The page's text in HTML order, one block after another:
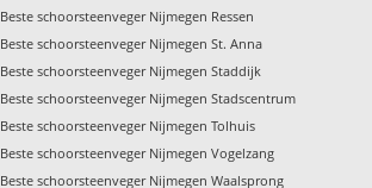
Beste schoorsteenveger Nijmegen Ressen
Beste schoorsteenveger Nijmegen St. Anna
Beste schoorsteenveger Nijmegen Staddijk
Beste schoorsteenveger Nijmegen Stadscentrum
Beste schoorsteenveger Nijmegen Tolhuis
Beste schoorsteenveger Nijmegen Vogelzang
Beste schoorsteenveger Nijmegen Waalsprong